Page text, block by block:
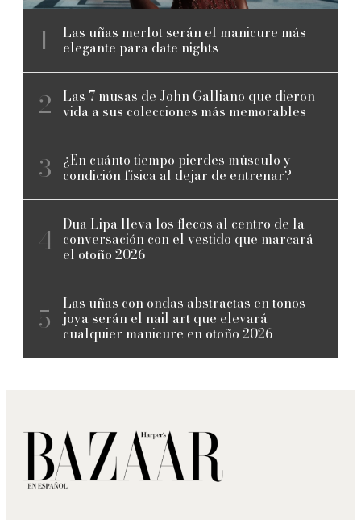
Las uñas merlot serán el manicure más
elegante para date nights
Las 7 musas de John Galliano que dieron
vida a sus colecciones más memorables
¿En cuánto tiempo pierdes músculo y
condición física al dejar de entrenar?
Dua Lipa lleva los flecos al centro de la
conversación con el vestido que marcará
el otoño 2026
Las uñas con ondas abstractas en tonos
joya serán el nail art que elevará
cualquier manicure en otoño 2026